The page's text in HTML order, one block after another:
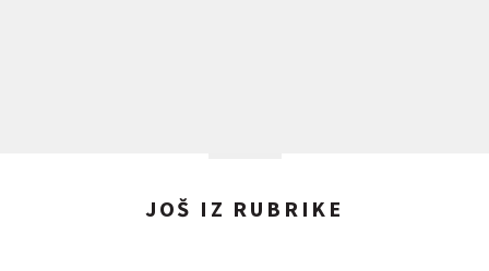
JOŠ IZ RUBRIKE